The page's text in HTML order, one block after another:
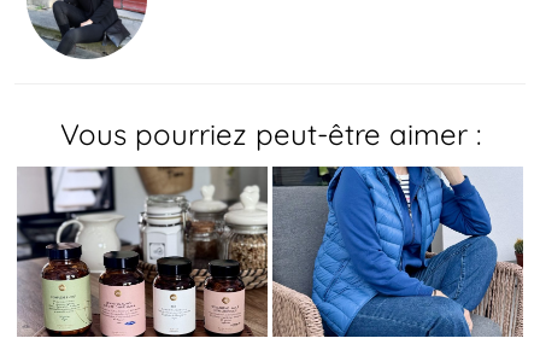
Vous pourriez peut-être aimer :